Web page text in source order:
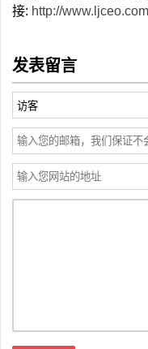
接: http://
发表留言